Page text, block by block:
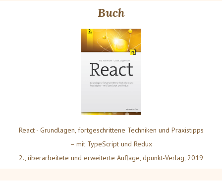
Buch
React - Grundlagen, fortgeschrittene Techniken und Praxistipps
– mit TypeScript und Redux
2., überarbeitete und erweiterte Auflage, dpunkt-Verlag, 2019